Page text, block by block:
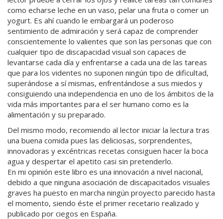
como echarse leche en un vaso, pelar una fruta o comer un
yogurt. Es ahí cuando le embargará un poderoso
sentimiento de admiración y será capaz de comprender
conscientemente lo valientes que son las personas que con
cualquier tipo de discapacidad visual son capaces de
levantarse cada día y enfrentarse a cada una de las tareas
que para los videntes no suponen ningún tipo de dificultad,
superándose a sí mismas, enfrentándose a sus miedos y
consiguiendo una independencia en uno de los ámbitos de la
vida más importantes para el ser humano como es la
alimentación y su preparado.
Del mismo modo, recomiendo al lector iniciar la lectura tras
una buena comida pues las deliciosas, sorprendentes,
innovadoras y excéntricas recetas consiguen hacer la boca
agua y despertar el apetito casi sin pretenderlo.
En mi opinión este libro es una innovación a nivel nacional,
debido a que ninguna asociación de discapacitados visuales
graves ha puesto en marcha ningún proyecto parecido hasta
el momento, siendo éste el primer recetario realizado y
publicado por ciegos en España.